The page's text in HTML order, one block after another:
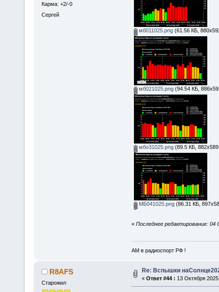
Карма: +2/-0
Сергей
мб011025.png(61.56 КБ,
мб021025.png(94.54 КБ,
мбо31025.png(89.5 КБ, 882x589
МБ041025.png(86.31 КБ,
« Последнее редактирование:
АМ в радиоспорт РФ !
R8AFS
Старожил
Re: Вспышки
« Ответ #44 : 13 Октября